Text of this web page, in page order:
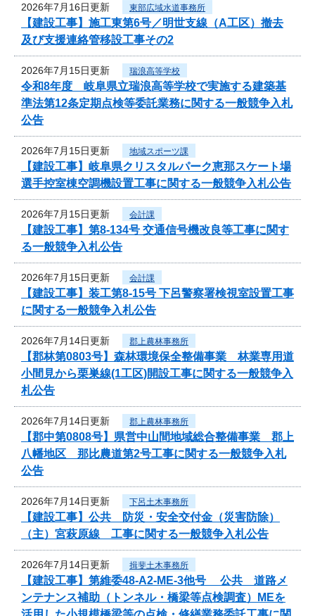
2026年7月16日更新 東部広域水道事務所
【建設工事】施工東第6号／明世支線（A工区）撤去
及び支援連絡管移設工事その2
2026年7月15日更新 瑞浪高等学校
令和8年度 岐阜県立瑞浪高等学校で実施する建築基
準法第12条定期点検等委託業務に関する一般競争入札
公告
2026年7月15日更新 地域スポーツ課
【建設工事】岐阜県クリスタルパーク恵那スケート場
選手控室棟空調機設置工事に関する一般競争入札公告
2026年7月15日更新 会計課
【建設工事】第8-134号 交通信号機改良等工事に関す
る一般競争入札公告
2026年7月15日更新 会計課
【建設工事】装工第8-15号 下呂警察署検視室設置工事
に関する一般競争入札公告
2026年7月14日更新 郡上農林事務所
【郡林第0803号】森林環境保全整備事業 林業専用道
小間見から栗巣線(1工区)開設工事に関する一般競争入
札公告
2026年7月14日更新 郡上農林事務所
【郡中第0808号】県営中山間地域総合整備事業 郡上
八幡地区 那比農道第2号工事に関する一般競争入札
公告
2026年7月14日更新 下呂土木事務所
【建設工事】公共 防災・安全交付金（災害防除）
（主）宮萩原線 工事に関する一般競争入札公告
2026年7月14日更新 揖斐土木事務所
【建設工事】第維委48-A2-ME-3他号 公共 道路メ
ンテナンス補助（トンネル・橋梁等点検調査）MEを